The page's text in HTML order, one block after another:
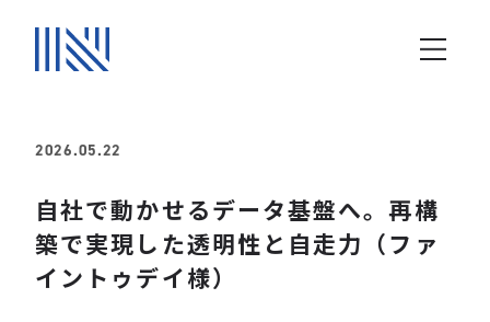
2026.05.22
自社で動かせるデータ基盤へ。再構
築で実現した透明性と自走力（ファ
イントゥデイ様）